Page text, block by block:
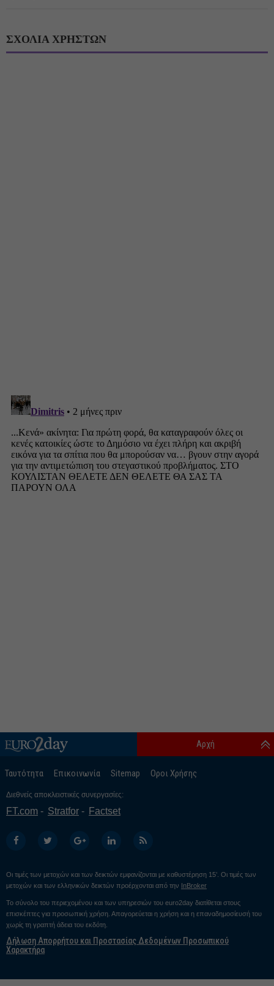
ΣΧΟΛΙΑ ΧΡΗΣΤΩΝ
Ταυτότητα Επικοινωνία Sitemap Οροι Χρήσης
Αρχή
Διεθνείς αποκλειστικές συνεργασίες:
FT.com Stratfor Factset
Οι τιμές των μετοχών και των δεικτών εμφανίζονται με καθυστέρηση 15’. Οι τιμές των
μετοχών και των ελληνικών δεικτών προέρχονται από την InBroker
Το σύνολο του περιεχομένου και των υπηρεσιών του euro2day διατίθεται στους
επισκέπτες για προσωπική χρήση. Απαγορεύεται η χρήση και η επαναδημοσίευσή του
χωρίς τη γραπτή άδεια του εκδότη.
Δήλωση Απορρήτου και Προστασίας Δεδομένων Προσωπικού
Χαρακτήρα